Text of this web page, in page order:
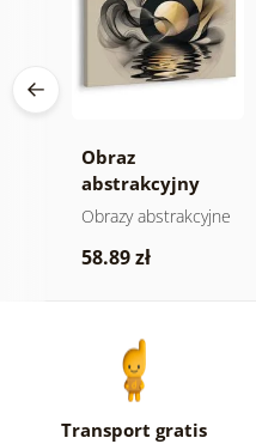
Obraz
abstrakcyjny
księżyc nad wodą
Obrazy abstrakcyjne
58.89 zł
Transport gratis